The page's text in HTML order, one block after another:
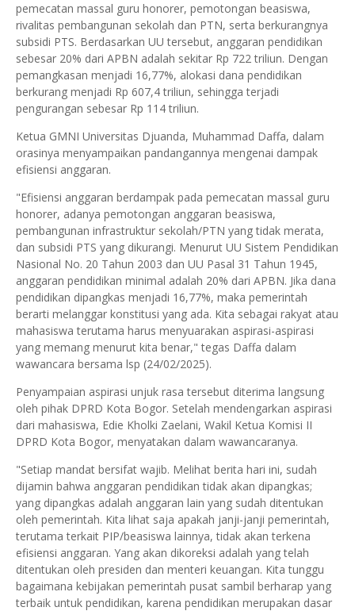
pemecatan massal guru honorer, pemotongan beasiswa,
rivalitas pembangunan sekolah dan PTN, serta berkurangnya
subsidi PTS. Berdasarkan UU tersebut, anggaran pendidikan
sebesar 20% dari APBN adalah sekitar Rp 722 triliun. Dengan
pemangkasan menjadi 16,77%, alokasi dana pendidikan
berkurang menjadi Rp 607,4 triliun, sehingga terjadi
pengurangan sebesar Rp 114 triliun.
Ketua GMNI Universitas Djuanda, Muhammad Daffa, dalam
orasinya menyampaikan pandangannya mengenai dampak
efisiensi anggaran.
"Efisiensi anggaran berdampak pada pemecatan massal guru
honorer, adanya pemotongan anggaran beasiswa,
pembangunan infrastruktur sekolah/PTN yang tidak merata,
dan subsidi PTS yang dikurangi. Menurut UU Sistem Pendidikan
Nasional No. 20 Tahun 2003 dan UU Pasal 31 Tahun 1945,
anggaran pendidikan minimal adalah 20% dari APBN. Jika dana
pendidikan dipangkas menjadi 16,77%, maka pemerintah
berarti melanggar konstitusi yang ada. Kita sebagai rakyat atau
mahasiswa terutama harus menyuarakan aspirasi-aspirasi
yang memang menurut kita benar," tegas Daffa dalam
wawancara bersama lsp (24/02/2025).
Penyampaian aspirasi unjuk rasa tersebut diterima langsung
oleh pihak DPRD Kota Bogor. Setelah mendengarkan aspirasi
dari mahasiswa, Edie Kholki Zaelani, Wakil Ketua Komisi II
DPRD Kota Bogor, menyatakan dalam wawancaranya.
"Setiap mandat bersifat wajib. Melihat berita hari ini, sudah
dijamin bahwa anggaran pendidikan tidak akan dipangkas;
yang dipangkas adalah anggaran lain yang sudah ditentukan
oleh pemerintah. Kita lihat saja apakah janji-janji pemerintah,
terutama terkait PIP/beasiswa lainnya, tidak akan terkena
efisiensi anggaran. Yang akan dikoreksi adalah yang telah
ditentukan oleh presiden dan menteri keuangan. Kita tunggu
bagaimana kebijakan pemerintah pusat sambil berharap yang
terbaik untuk pendidikan, karena pendidikan merupakan dasar